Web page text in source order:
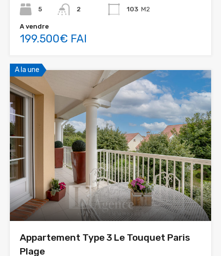
5
2
103 M2
A vendre
199.500€ FAI
A la une
Appartement Type 3 Le Touquet Paris
Plage